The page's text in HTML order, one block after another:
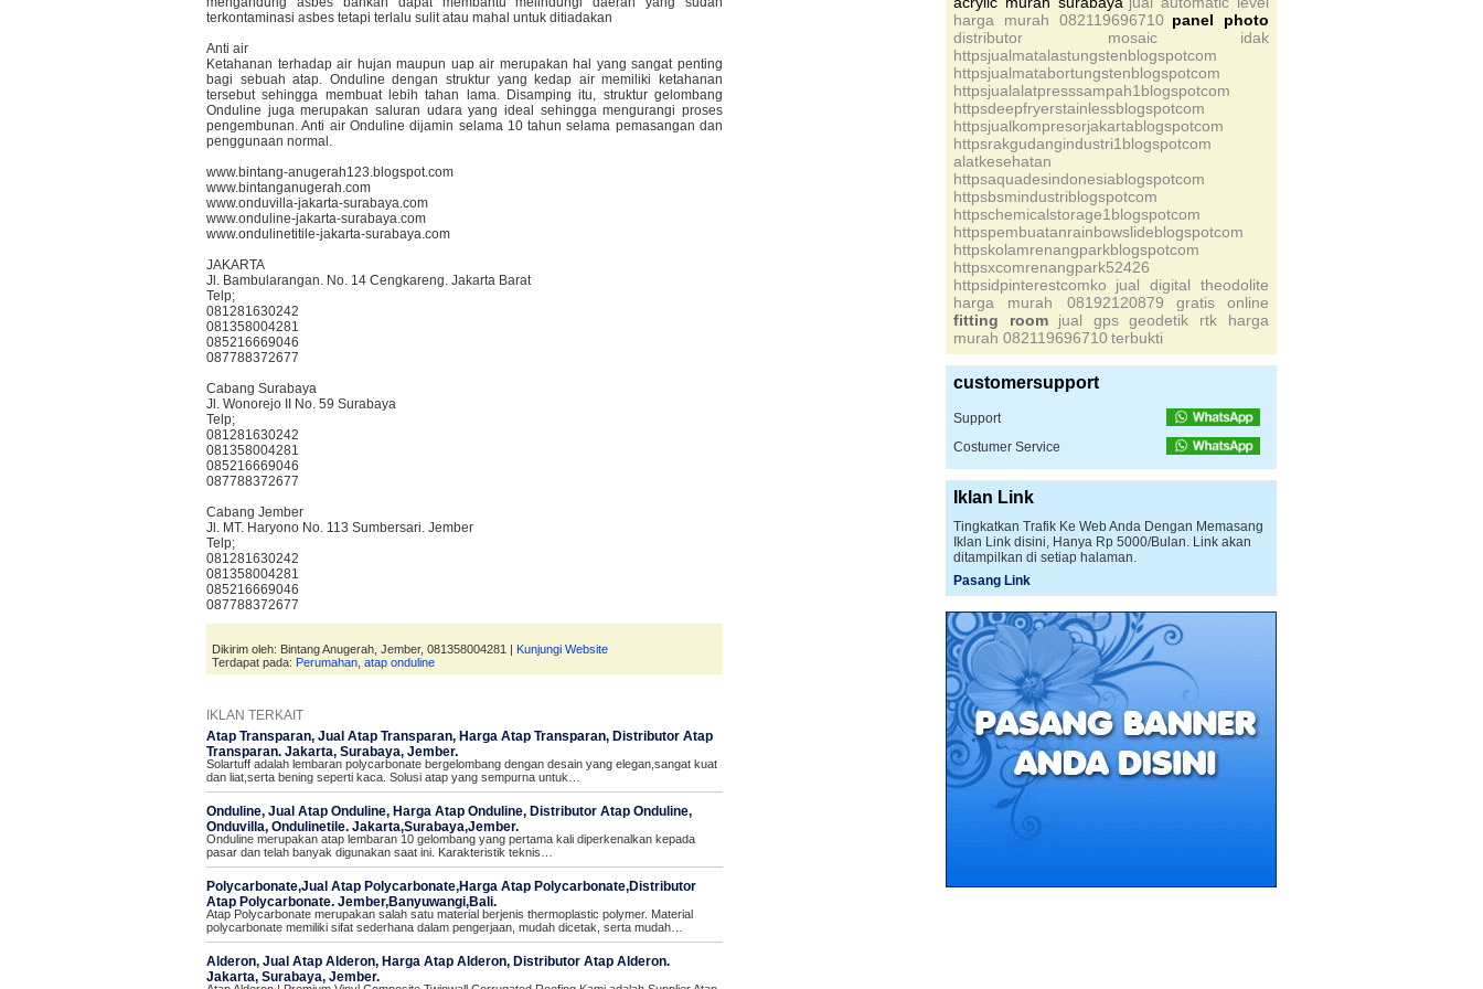
terkontaminasi asbes tetapi terlalu sulit atau mahal untuk ditiadakan
Anti air
Ketahanan terhadap air hujan maupun uap air merupakan hal yang sangat penting
bagi sebuah atap. Onduline dengan struktur yang kedap air memiliki ketahanan
tersebut sehingga membuat lebih tahan lama. Disamping itu, struktur gelombang
Onduline juga merupakan saluran udara yang ideal sehingga mengurangi proses
pengembunan. Anti air Onduline dijamin selama 10 tahun selama pemasangan dan
penggunaan normal.
www.bintang-anugerah123.blogspot.com
www.bintanganugerah.com
www.onduvilla-jakarta-surabaya.com
www.onduline-jakarta-surabaya.com
www.ondulinetitile-jakarta-surabaya.com
JAKARTA
Jl. Bambularangan. No. 14 Cengkareng. Jakarta Barat
Telp;
081281630242
081358004281
085216669046
087788372677
Cabang Surabaya
Jl. Wonorejo II No. 59 Surabaya
Telp;
081281630242
081358004281
085216669046
087788372677
Cabang Jember
Jl. MT. Haryono No. 113 Sumbersari. Jember
Telp;
081281630242
081358004281
085216669046
087788372677
Dikirim oleh: Bintang Anugerah, Jember, 081358004281 | Kunjungi Website
Terdapat pada: Perumahan atap onduline
IKLAN TERKAIT
Atap Transparan, Jual Atap Transparan, Harga Atap Transparan, Distributor Atap
Transparan. Jakarta, Surabaya, Jember.
Solartuff adalah lembaran polycarbonate bergelombang dengan desain yang elegan,sangat kuat
dan liat,serta bening seperti kaca. Solusi atap yang sempurna untuk…
Onduline, Jual Atap Onduline, Harga Atap Onduline, Distributor Atap Onduline,
Onduvilla, Ondulinetile. Jakarta,Surabaya,Jember.
Onduline merupakan atap lembaran 10 gelombang yang pertama kali diperkenalkan kepada
pasar dan telah banyak digunakan saat ini. Karakteristik teknis…
Polycarbonate,Jual Atap Polycarbonate,Harga Atap Polycarbonate,Distributor
Atap Polycarbonate. Jember,Banyuwangi,Bali.
Atap Polycarbonate merupakan salah satu material berjenis thermoplastic polymer. Material
polycarbonate memiliki sifat sederhana dalam pengerjaan, mudah dicetak, serta mudah…
Alderon, Jual Atap Alderon, Harga Atap Alderon, Distributor Atap Alderon.
Jakarta, Surabaya, Jember.
harga murah 082119696710 panel photo
distributor mosaic
idak
httpsjualmatalastungstenblogspotcom
httpsjualmatabortungstenblogspotcom
httpsjualalatpresssampah1blogspotcom
httpsdeepfryerstainlessblogspotcom
httpsjualkompresorjakartablogspotcom
httpsrakgudangindustri1blogspotcom
alatkesehatan
httpsaquadesindonesiablogspotcom
httpsbsmindustriblogspotcom
httpschemicalstorage1blogspotcom
httpspembuatanrainbowslideblogspotcom
httpskolamrenangparkblogspotcom
httpsxcomrenangpark52426
httpsidpinterestcomko
jual digital theodolite
harga murah 08192120879
gratis
online
fitting room
jual gps geodetik rtk harga
murah 082119696710terbukti
customersupport
Support
Costumer Service
Iklan Link
Tingkatkan Trafik Ke Web Anda Dengan Memasang
Iklan Link disini, Hanya Rp 5000/Bulan. Link akan
ditampilkan di setiap halaman.
Pasang Link